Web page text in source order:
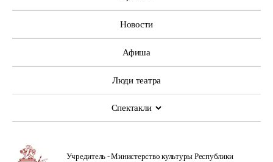
Новости
Афиша
Люди театра
Спектакли
Учредитель -Министерство культуры Республики